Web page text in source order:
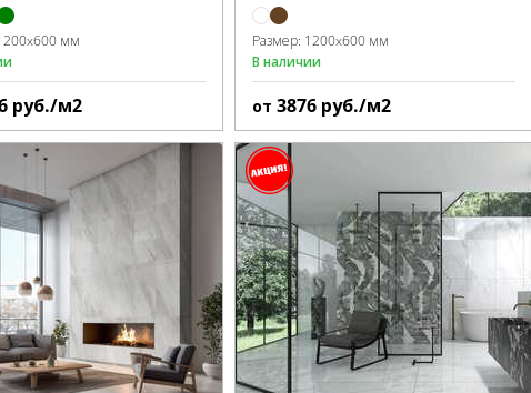
мм
руб./м2
Размер: 1200x600 мм
В наличии
от3876 руб./м2